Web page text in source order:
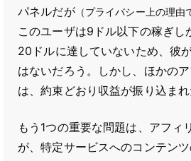
パネルだが（プライバシー上の理由
このユーザは9ドル以下の稼ぎし
20ドルに達していないため、彼
はないだろう。しかし、ほかの
は、約束どおり収益が振り込まれ
もう1つの重要な問題は、アフィ
が、特定サービスへのコンテン